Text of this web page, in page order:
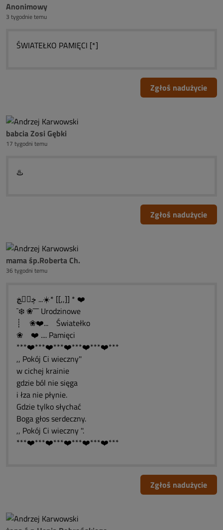
Anonimowy
3 tygodnie temu
ŚWIATEŁKO PAMIĘCI [*]
Zgłoś nadużycie
babcia Zosi Gębki
17 tygodni temu
♨️
Zgłoś nadużycie
mama śp.Roberta Ch.
36 tygodni temu
ڿڰۣڿ ...☀️* [[,,]] * ❤️
¯❄️ ❀¯¯¯ Urodzinowe
┊ ❀❤️... Światełko
❀ ❤️ .... Pamięci
***❤️***❤️***❤️***❤️***❤️***
,, Pokój Ci wieczny''
w cichej krainie
gdzie ból nie sięga
i łza nie płynie.
Gdzie tylko słychać
Boga głos serdeczny.
,, Pokój Ci wieczny ''.
***❤️***❤️***❤️***❤️***❤️***
Zgłoś nadużycie